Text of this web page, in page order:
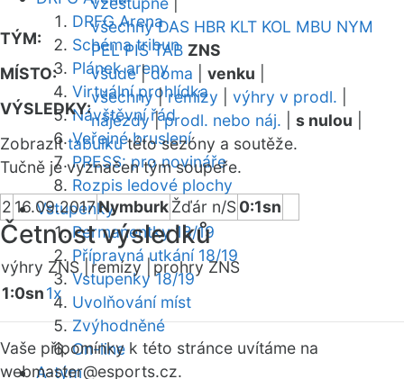
DRFG Arena
Schéma tribun
Plánek areny
Virtuální prohlídka
Návštěvní řád
Veřejné bruslení
PRESS: pro novináře
Rozpis ledové plochy
Vstupenky
Permanentky 18/19
Přípravná utkání 18/19
Vstupenky 18/19
Uvolňování míst
Zvýhodněné
On-line
A-tým
TÝM:
všechny DAS HBR KLT KOL MBU NYM
PEL PIS TAB ZNS
MÍSTO:
všude|doma venku
VÝSLEDKY:
všechny|remízy výhry v prodl.
nájezdy|prodl. nebo náj. s nulou
Zobrazittabulkutéto sezóny a soutěže.
Tučně je vyznačen tým soupeře.
2 16.09.2017NymburkŽďár n/S0:1sn
Četnost výsledků
výhry ZNS | remízy |prohry ZNS
1:0sn1x
Vaše připomínky k této stránce uvítáme na
webmaster@esports.cz.